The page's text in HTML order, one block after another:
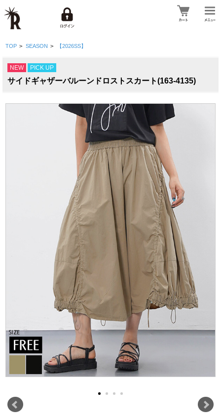
TOP > SEASON > 【2026SS】
NEW PICK UP
サイドギャザーバルーンドロストスカート(163-4135)